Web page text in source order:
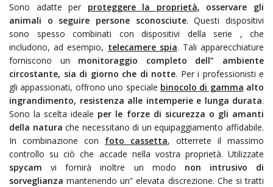
Sono adatte per proteggere la proprietà, osservare gli
animali o seguire persone sconosciute. Questi dispositivi
sono spesso combinati con dispositivi della serie , che
includono, ad esempio, telecamere spia. Tali apparecchiature
forniscono un monitoraggio completo dell” ambiente
circostante, sia di giorno che di notte. Per i professionisti e
gli appassionati, offrono uno speciale binocolo di gamma alto
ingrandimento, resistenza alle intemperie e lunga durata.
Sono la scelta ideale per le forze di sicurezza o gli amanti
della natura che necessitano di un equipaggiamento affidabile.
In combinazione con foto cassetta, otterrete il massimo
controllo su ciò che accade nella vostra proprietà. Utilizzate
spycam vi fornirà inoltre un modo non intrusivo di
sorveglianza mantenendo un” elevata discrezione. Che si tratti